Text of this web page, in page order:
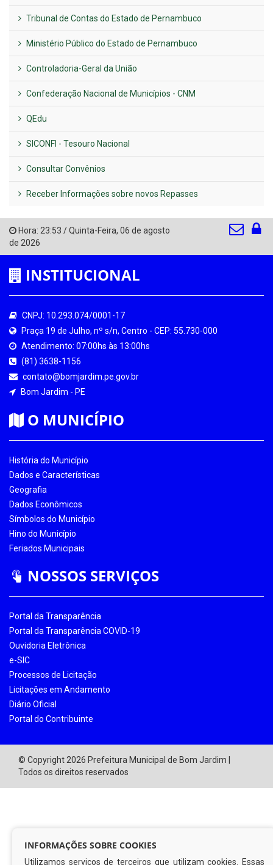
Tribunal de Contas do Estado de Pernambuco
Ministério Público do Estado de Pernambuco
Controladoria-Geral da União
Confederação Nacional de Municípios - CNM
QEdu
SICONFI - Tesouro Nacional
Consultar Convênios
Receber Informações sobre novos Repasses
Hora: 23:53 /Quinta-Feira, 06 de agosto
de 2026
INSTITUCIONAL
CNPJ: 10.293.074/0001-17
Praça 19 de Julho, nº s/n, Centro - CEP: 55.730-000
Atendimento: 07:00hs às 13:00hs
(81) 3638-1156
contato@bomjardim.pe.gov.br
Bom Jardim - PE
O MUNICÍPIO
História do Município
Dados e Características
Geografia
Dados Econômicos
Símbolos do Município
Hino do Município
Feriados Municipais
NOSSOS SERVIÇOS
Portal da Transparência
Portal da Transparência COVID-19
Ouvidoria Eletrônica
e-SIC
Processos de Licitação
Licitações em Andamento
Diário Oficial
Portal do Contribuinte
© Copyright 2026 Prefeitura Municipal de Bom Jardim |
Todos os direitos reservados
INFORMAÇÕES SOBRE COOKIES
Utilizamos serviços de terceiros que utilizam cookies. Essas